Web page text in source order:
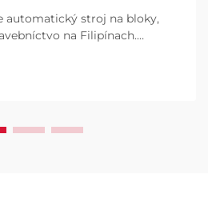
automatický stroj na bloky,
na Filipínach.